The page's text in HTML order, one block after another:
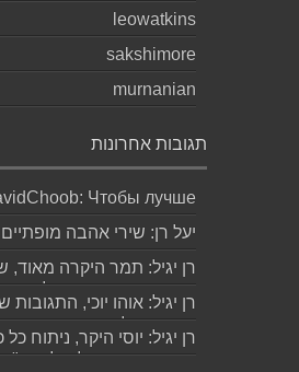
leowatkins
sakshimore
murnanian
תגובות אחרונות
Чтобы лучше
расстановку сил
перед матчем, читаю ана...
יעל רן: שירי אהבה מופתיים
ומרגשים עד מאוד כפי שרק
יודע לכתוב תודה...
רן יגיל: תמר היקרה מאוד,
תודה ואמסור כמובן לגד.
שלום...
רן יגיל: אוהו יוכי, התגובות
תמיד מאלפות בינה והן
בפני עצמה....
רן יגיל: יוסי היקר, ניתוח
ומדויק, ממש קולע, לשיר